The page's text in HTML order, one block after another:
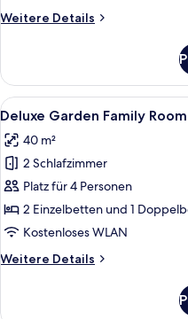
Weitere Details
Weitere
Superior
Room
Alle
Fotos
für
Deluxe
Garden
Family
Room
5
Deluxe Garden Family Room
40 m²
2 Schlafzimmer
Platz für 4 Personen
2 Einzelbetten und 1
Kostenloses WLAN
Weitere Details
Weitere